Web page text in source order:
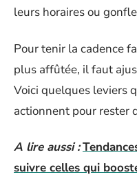
leurs horaires ou
Pour tenir la cadence
plus affûtée, il faut
Voici quelques leviers
actionnent pour rester
A lire aussi :
suivre celles qui